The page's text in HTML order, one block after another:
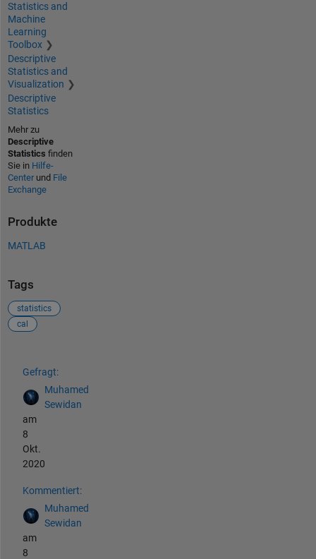
Statistics and
Machine
Learning
Toolbox
Descriptive
Statistics and
Visualization
Descriptive
Statistics
Mehr zu
Descriptive
Statistics finden
Sie in Hilfe-
Centerund File
Exchange
Produkte
MATLAB
Tags
statistics
cal
Gefragt:
Muhamed
Sewidan
am
8
Okt.
2020
Kommentiert:
Muhamed
Sewidan
am
8